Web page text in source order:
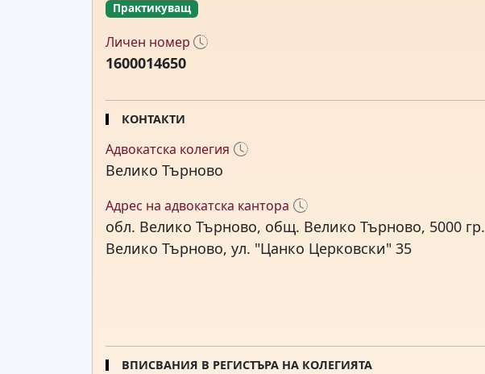
Практикуващ
Личен номер
1600014650
КОНТАКТИ
Адвокатска колегия
Велико Търново
Адрес на адвокатска кантора
обл. Велико Търново, общ. Велико Търново, 5000 гр.
Велико Търново, ул. "Цанко Церковски" 35
ВПИСВАНИЯ В РЕГИСТЪРА НА КОЛЕГИЯТА